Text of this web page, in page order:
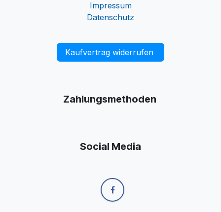
Impressum
Datenschutz
Kaufvertrag widerrufen
Zahlungsmethoden
Social Media